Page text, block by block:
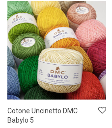
Cotone Uncinetto DMC
Babylo 5